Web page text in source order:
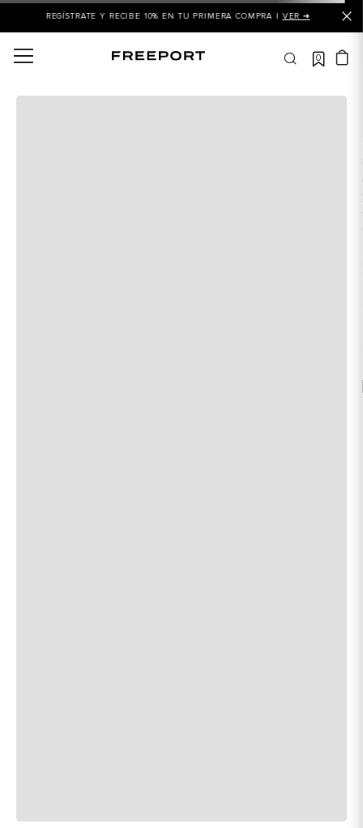
REGÍSTRATE Y RECIBE 10% EN TU PRIMERA COMPRA |VER ➜
0